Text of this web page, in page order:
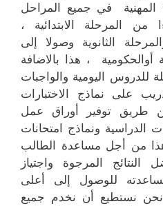
المهنية في جميع المراحل
من المرحلة الابتدائية ،
الثانوية وصولا إلى
أوالحكومية ، هذا بالاضافة
للدروس اليومية والواجبات
على نماذج الاختبارات
طريق توفير أوراق عمل
الدراسية ونماذج امتحانات
هذا من أجل مساعدة الطالب
المرجوة واجتياز
للوصول إلى أعلى
نحن نستطيع أن نخدم جميع